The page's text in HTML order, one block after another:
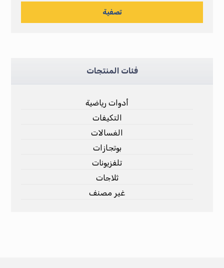
تصفية
فئات المنتجات
أدوات رياضية
التكيفات
الغسالات
بوتجازات
تلفزيونات
ثلاجات
غير مصنف